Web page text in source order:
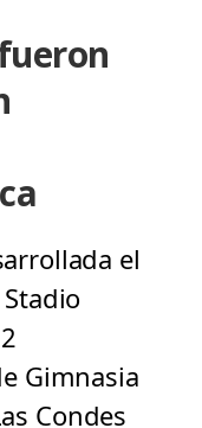
el
Gimnasia
Condes